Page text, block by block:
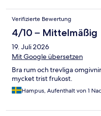
Verifizierte Bewertung
4/10 – Mittelmäßig
19. Juli 2026
Mit Google übersetzen
Bra rum och trevliga
mycket trist frukost.
Hampus, Aufenthalt von 1